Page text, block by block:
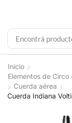
Encontrá
Inicio
Elementos de
Cuerda aérea
Cuerda Indiana